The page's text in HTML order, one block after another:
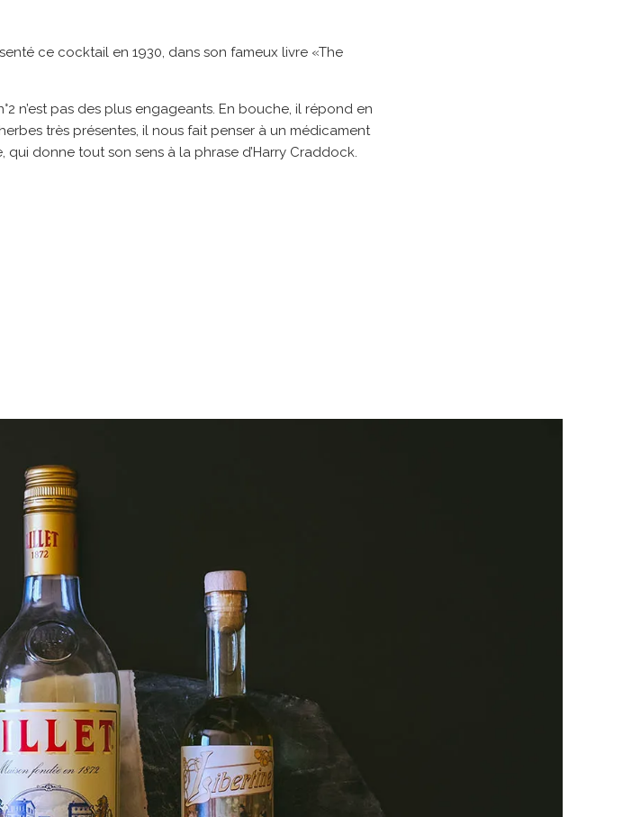
ce cocktail en 1930, dans son fameux livre «The
n’est pas des plus engageants. En bouche, il répond en
très présentes, il nous fait penser à un médicament
donne tout son sens à la phrase d’Harry Craddock.